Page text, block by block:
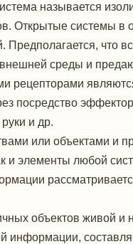
называется
Открытые системы в
что
среды и
рецепторами
посредство
и др.
или объектами и
и элементы любой
объектов живой и
информации,